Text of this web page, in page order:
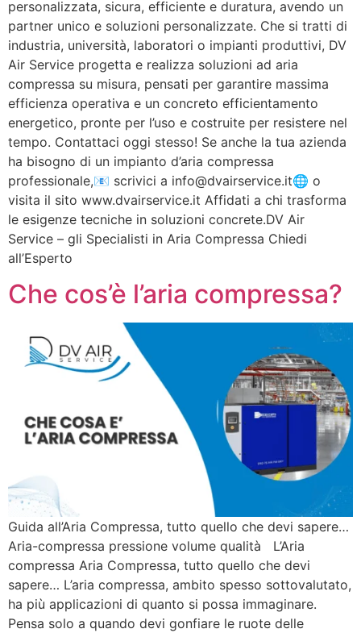
personalizzata, sicura, efficiente e duratura, avendo un
partner unico e soluzioni personalizzate. Che si tratti di
industria, università, laboratori o impianti produttivi, DV
Air Service progetta e realizza soluzioni ad aria
compressa su misura, pensati per garantire massima
efficienza operativa e un concreto efficientamento
energetico, pronte per l’uso e costruite per resistere nel
tempo. Contattaci oggi stesso! Se anche la tua azienda
ha bisogno di un impianto d’aria compressa
professionale,📧 scrivici a info@dvairservice.it🌐 o
visita il sito www.dvairservice.it Affidati a chi trasforma
le esigenze tecniche in soluzioni concrete.DV Air
Service – gli Specialisti in Aria Compressa Chiedi
all’Esperto
Che cos’è l’aria compressa?
Guida all’Aria Compressa, tutto quello che devi sapere…
Aria-compressa pressione volume qualità L’Aria
compressa Aria Compressa, tutto quello che devi
sapere… L’aria compressa, ambito spesso sottovalutato,
ha più applicazioni di quanto si possa immaginare.
Pensa solo a quando devi gonfiare le ruote delle